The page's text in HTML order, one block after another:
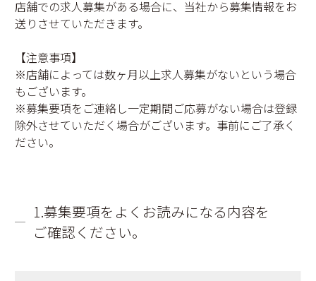
店舗での求人募集がある場合に、当社から募集情報をお
送りさせていただきます。
【注意事項】
※店舗によっては数ヶ月以上求人募集がないという場合
もございます。
※募集要項をご連絡し一定期間ご応募がない場合は登録
除外させていただく場合がございます。事前にご了承く
ださい。
1.募集要項をよくお読みになる内容を
ご確認ください。